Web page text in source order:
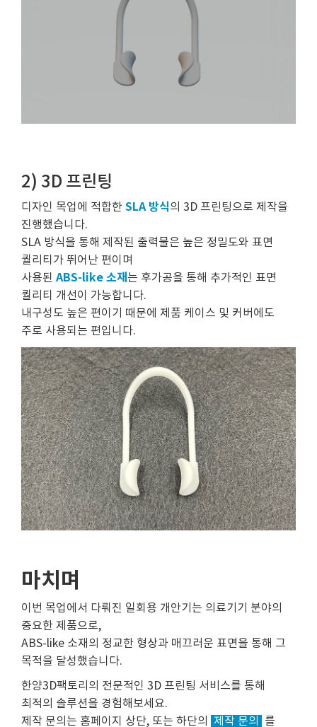
2) 3D 프린팅
디자인 목업에 적합한 SLA 방식의 3D 프린팅으로 제작을
진행했습니다.
SLA 방식을 통해 제작된 출력물은 높은 정밀도와 표면
퀄리티가 뛰어난 편이며
사용된 ABS-like 소재 는 후가공을 통해 추가적인 표면
퀄리티 개선이 가능합니다.
내구성도 높은 편이기 때문에 제품 케이스 및 커버에도
주로 사용되는 편입니다.
마치며
이번 목업에서 다뤄진 일회용 개안기는 의료기기 분야의
중요한 제품으로,
ABS-like 소재의 정교한 형상과 매끄러운 표면을 통해 그
목적을 달성했습니다.
한양3D팩토리의 전문적인 3D 프린팅 서비스를 통해
최적의 솔루션을 경험해보세요.
제작 문의는 홈페이지 상단, 또는 하단의
제작 문의
를